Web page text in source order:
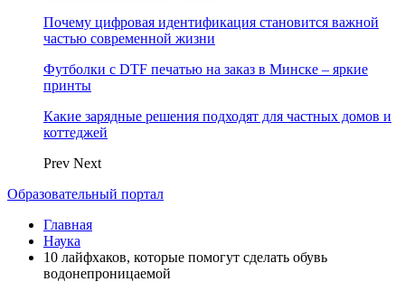
Почему цифровая идентификация становится важной
частью современной жизни
Футболки с DTF печатью на заказ в Минске – яркие
принты
Какие зарядные решения подходят для частных домов и
коттеджей
Prev Next
Образовательный портал
Главная
Наука
10 лайфхаков, которые помогут сделать обувь
водонепроницаемой